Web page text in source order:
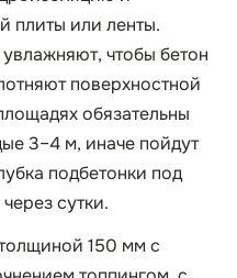
плиты или ленты.
чтобы бетон
поверхностной
обязательны
3–4 м, иначе пойдут
подбетонки под
сутки.
150 мм с